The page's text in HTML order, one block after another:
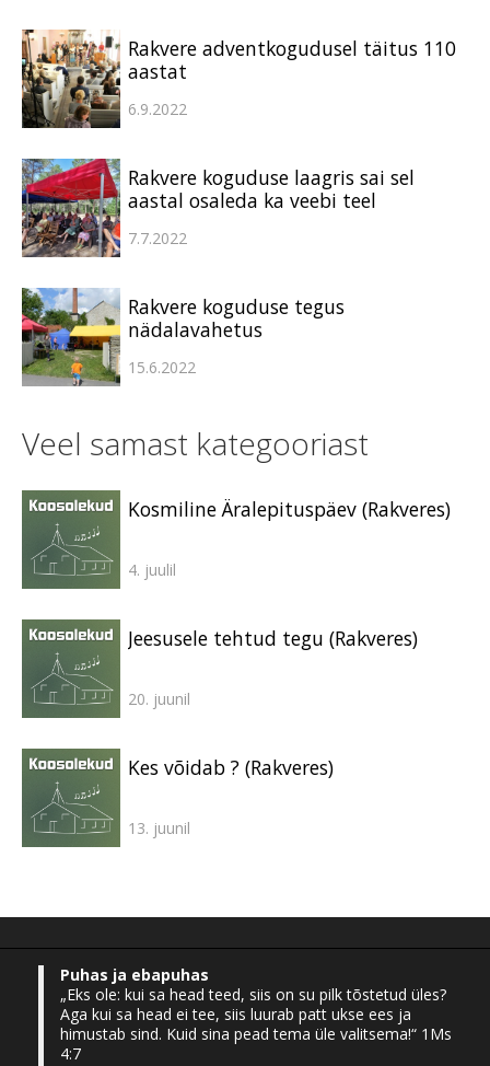
Rakvere adventkogudusel täitus 110
aastat
6.9.2022
Rakvere koguduse laagris sai sel
aastal osaleda ka veebi teel
7.7.2022
Rakvere koguduse tegus
nädalavahetus
15.6.2022
Veel samast kategooriast
Kosmiline Äralepituspäev (Rakveres)
4. juulil
Jeesusele tehtud tegu (Rakveres)
20. juunil
Kes võidab ? (Rakveres)
13. juunil
Puhas ja ebapuhas
„Eks ole: kui sa head teed, siis on su pilk tõstetud üles?
Aga kui sa head ei tee, siis luurab patt ukse ees ja
himustab sind. Kuid sina pead tema üle valitsema!“ 1Ms
4:7